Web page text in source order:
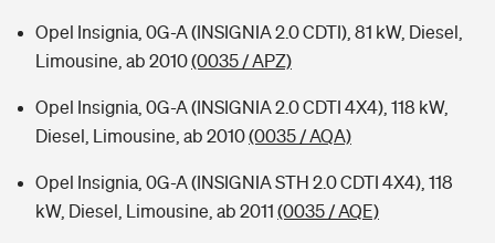
Opel Insignia, 0G-A (INSIGNIA 2.0 CDTI), 81 kW, Diesel,
Limousine, ab 2010(0035 / APZ)
Opel Insignia, 0G-A (INSIGNIA 2.0 CDTI 4X4), 118 kW,
Diesel, Limousine, ab 2010(0035 / AQA)
Opel Insignia, 0G-A (INSIGNIA STH 2.0 CDTI 4X4), 118
kW, Diesel, Limousine, ab 2011 (0035 / AQE)